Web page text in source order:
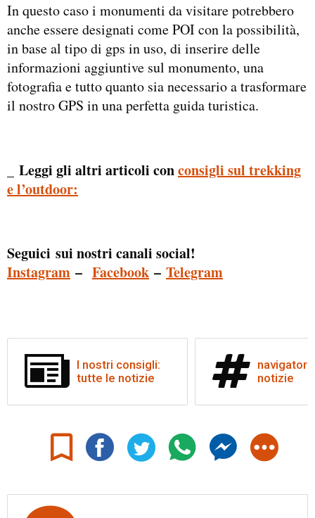
In questo caso i monumenti da visitare potrebbero
anche essere designati come POI con la possibilità,
in base al tipo di gps in uso, di inserire delle
informazioni aggiuntive sul monumento, una
fotografia e tutto quanto sia necessario a trasformare
il nostro GPS in una perfetta guida turistica.
_ Leggi gli altri articoli conconsigli sul trekking
e l’outdoor:
Seguici sui nostri canali social!
Instagram – Facebook – Telegram
I nostri consigli:
tutte le notizie
notizie